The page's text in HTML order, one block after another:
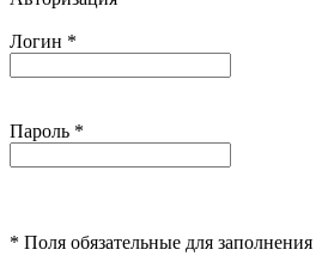
Логин *
Пароль *
* Поля обязательные для заполнения